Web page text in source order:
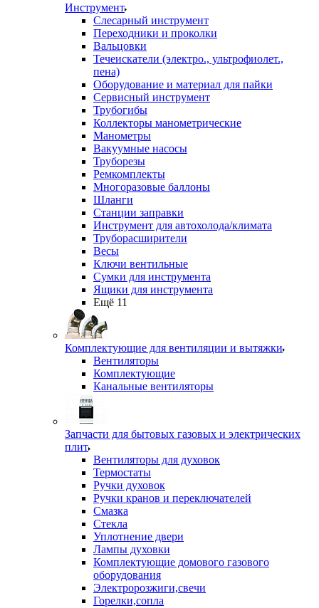
Инструмент
Слесарный инструмент
Переходники и проколки
Вальцовки
Течеискатели (электро., ультрофиолет.,
пена)
Оборудование и материал для пайки
Сервисный инструмент
Трубогибы
Коллекторы манометрические
Манометры
Вакуумные насосы
Труборезы
Ремкомплекты
Многоразовые баллоны
Шланги
Станции заправки
Инструмент для автохолода/климата
Труборасширители
Весы
Ключи вентильные
Сумки для инструмента
Ящики для инструмента
Ещё 11
Комплектующие для вентиляции и вытяжки
Вентиляторы
Комплектующие
Канальные вентиляторы
Запчасти для бытовых газовых и электрических
плит
Вентиляторы для духовок
Термостаты
Ручки духовок
Ручки кранов и переключателей
Смазка
Стекла
Уплотнение двери
Лампы духовки
Комплектующие домового газового
оборудования
Электророзжиги,свечи
Горелки,сопла